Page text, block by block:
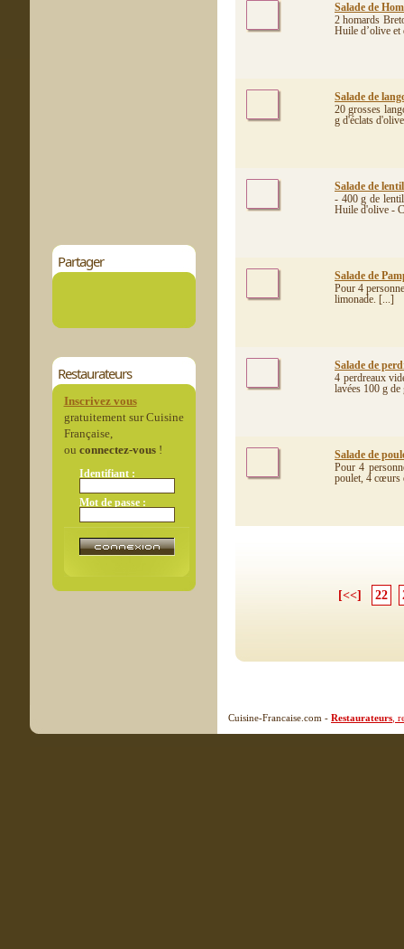
Partager
Restaurateurs
Inscrivez vous
gratuitement sur Cuisine
Française,
ou connectez-vous!
Identifiant :
Mot de passe :
Salade de
2 homards
Huile d’olive et
Salade de
20 grosses
g d'éclats
Salade de
- 400 g de
Huile d'olive -
Salade de
Pour 4
limonade. [...]
Salade de
4 perdreaux
lavées 100 g de
Salade de
Pour 4
poulet, 4 cœurs
[<<] 22
Cuisine-Francaise.com - Restaurateurs ,